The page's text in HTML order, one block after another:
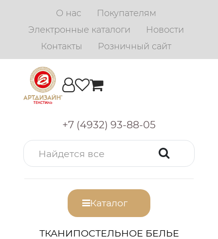
О нас
Покупателям
Электронные каталоги
Новости
Контакты
Розничный сайт
+7 (4932) 93-88-05
Каталог
ТКАНИПОСТЕЛЬНОЕ БЕЛЬЕ